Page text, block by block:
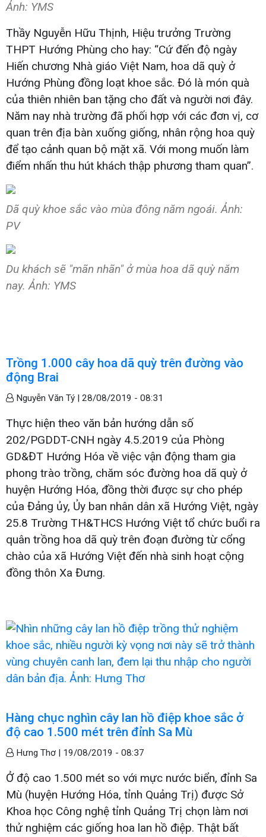
Ảnh: YMS
Thầy Nguyễn Hữu Thịnh, Hiệu trưởng Trường
THPT Hướng Phùng cho hay: “Cứ đến độ ngày
Hiến chương Nhà giáo Việt Nam, hoa dã quỳ ở
Hướng Phùng đồng loạt khoe sắc. Đó là món quà
của thiên nhiên ban tặng cho đất và người nơi đây.
Năm nay nhà trường đã phối hợp với các đơn vị, cơ
quan trên địa bàn xuống giống, nhân rộng hoa quỳ
để tạo cảnh quan bộ mặt xã. Với mong muốn làm
điểm nhấn thu hút khách thập phương tham quan”.
Dã quỳ khoe sắc vào mùa đông năm ngoái. Ảnh:
PV
Du khách sẽ "mãn nhãn" ở mùa hoa dã quỳ năm
nay. Ảnh: YMS
Trồng 1.000 cây hoa dã quỳ trên đường vào
động Brai
Nguyễn Văn Tý | 28/08/2019 - 08:31
Thực hiện theo văn bản hướng dẫn số
202/PGDDT-CNH ngày 4.5.2019 của Phòng
GD&ĐT Hướng Hóa về việc vận động tham gia
phong trào trồng, chăm sóc đường hoa dã quỳ ở
huyện Hướng Hóa, đồng thời được sự cho phép
của Đảng ủy, Ủy ban nhân dân xã Hướng Việt, ngày
25.8 Trường TH&THCS Hướng Việt tổ chức buổi ra
quân trồng hoa dã quỳ trên đoạn đường từ cổng
chào của xã Hướng Việt đến nhà sinh hoạt cộng
đồng thôn Xa Đưng.
Hàng chục nghìn cây lan hồ điệp khoe sắc ở
độ cao 1.500 mét trên đỉnh Sa Mù
Hưng Thơ | 19/08/2019 - 08:37
Ở độ cao 1.500 mét so với mực nước biển, đỉnh Sa
Mù (huyện Hướng Hóa, tỉnh Quảng Trị) được Sở
Khoa học Công nghệ tỉnh Quảng Trị chọn làm nơi
thử nghiệm các giống hoa lan hồ điệp. Thật bất